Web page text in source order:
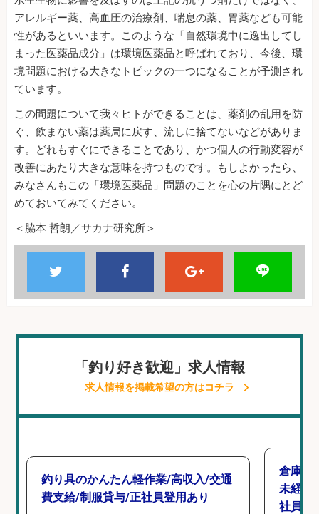
アレルギー薬、高血圧の治療剤、喘息の薬、胃薬なども可能
性があるといいます。このような「自然環境中に逸出してし
まった医薬品成分」は環境医薬品と呼ばれており、今後、環
境問題における大きなトピックの一つになることが予測され
ています。
この問題について我々ヒトができることは、薬剤の乱用を防
ぐ、飲まない薬は薬局に戻す、流しに捨てないなどがありま
す。どれもすぐにできることであり、かつ個人の行動変容が
改善にあたり大きな意味を持つものです。もしよかったら、
みなさんもこの「環境医薬品」問題のことを心の片隅にとど
めておいてみてください。
＜脇本 哲朗／サカナ研究所＞
「釣り好き歓迎」求人情報
求人情報を掲載希望の方はコチラ
釣り具のかんたん軽作業/高収入/交通
費支給/制服貸与/正社員登用あり
倉庫で
未経験
社員登